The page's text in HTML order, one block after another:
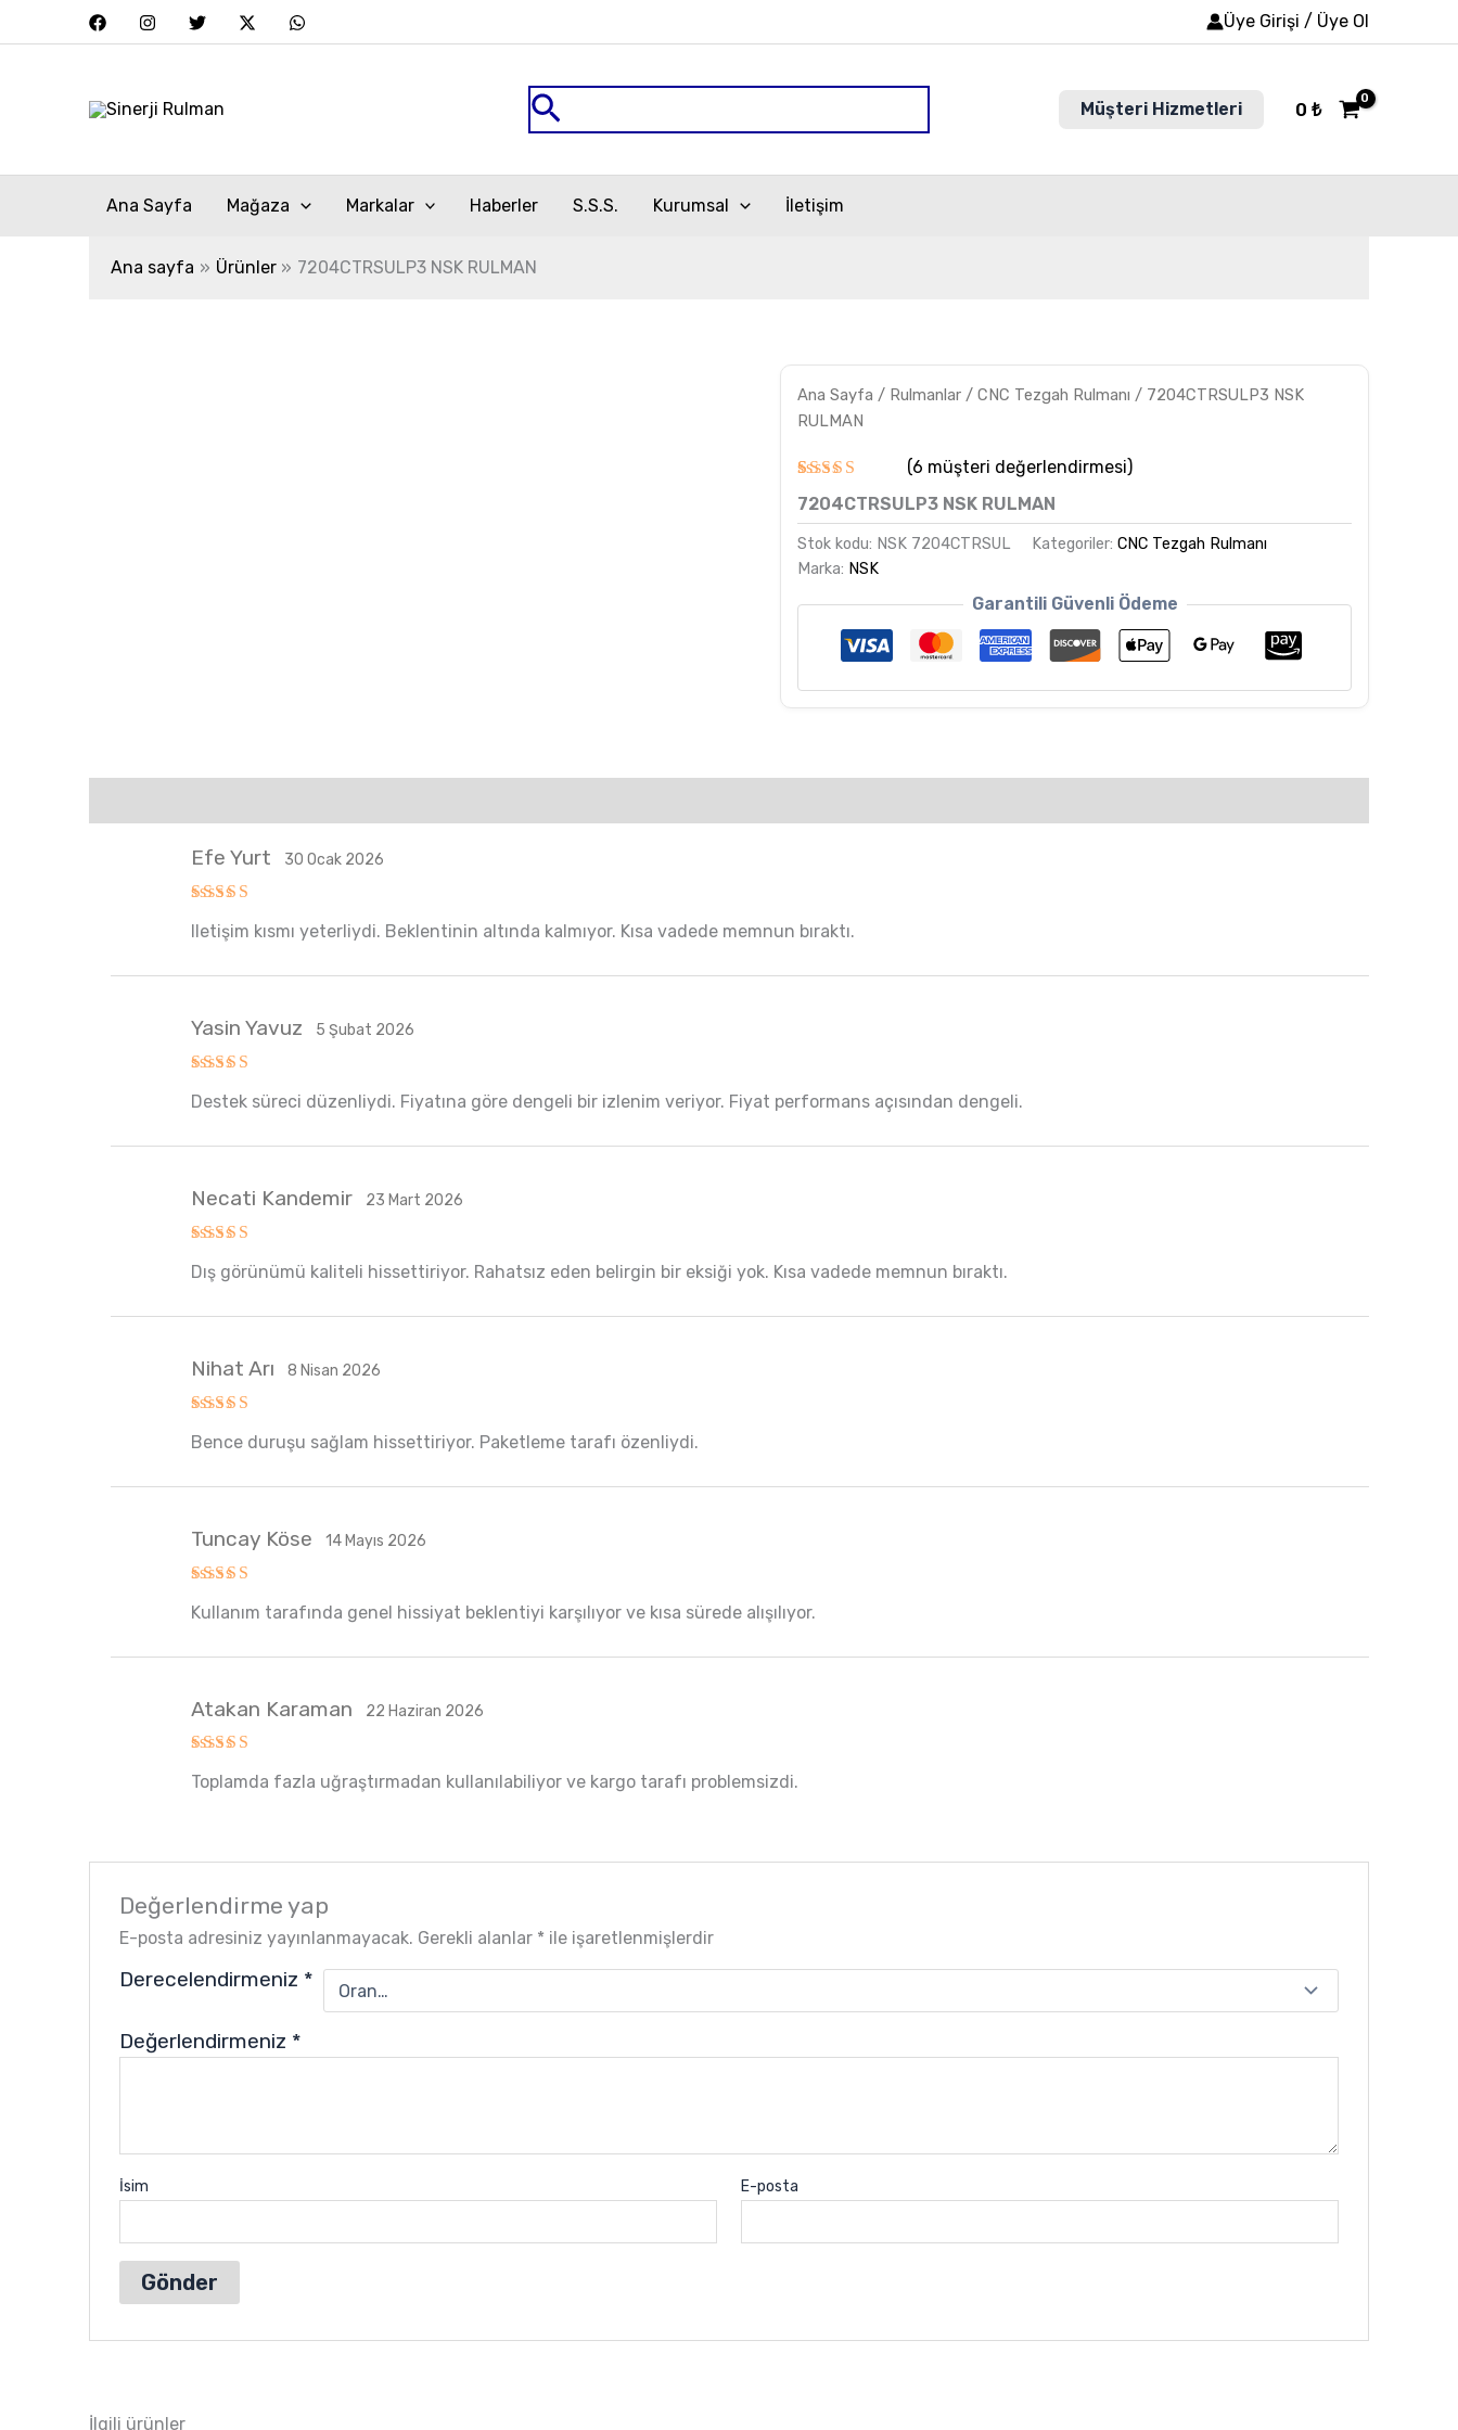
atla
Üye Girişi / Üye Ol
Arama Müşteri Hizmetleri 0 ₺
Ana Sayfa Mağaza Markalar Haberler S.S.S. Kurumsal İletişim
Ana sayfa Ürünler 7204CTRSULP3 NSK RULMAN
Ana Sayfa / Rulmanlar /CNC Tezgah Rulmanı / 7204CTRSULP3 NSK
RULMAN
6
müşteri
puanına
dayanarak
5 üzerinden
5.00puan
aldı
(6 müşteri değerlendirmesi)
7204CTRSULP3 NSK RULMAN
Stok kodu: NSK 7204CTRSUL Kategoriler:CNC Tezgah Rulmanı
Marka: NSK
Garantili Güvenli Ödeme
5oy aldı
Efe Yurt 30 Ocak 2026
Iletişim kısmı yeterliydi. Beklentinin altında kalmıyor. Kısa vadede memnun bıraktı.
5oy aldı
Yasin Yavuz 5 Şubat 2026
Destek süreci düzenliydi. Fiyatına göre dengeli bir izlenim veriyor. Fiyat performans açısından dengeli.
5oy aldı
Necati Kandemir 23 Mart 2026
Dış görünümü kaliteli hissettiriyor. Rahatsız eden belirgin bir eksiği yok. Kısa vadede memnun bıraktı.
5oy aldı
Nihat Arı 8 Nisan 2026
Bence duruşu sağlam hissettiriyor. Paketleme tarafı özenliydi.
5oy aldı
Tuncay Köse 14 Mayıs 2026
Kullanım tarafında genel hissiyat beklentiyi karşılıyor ve kısa sürede alışılıyor.
5oy aldı
Atakan Karaman 22 Haziran 2026
Toplamda fazla uğraştırmadan kullanılabiliyor ve kargo tarafı problemsizdi.
Değerlendirme yap
E-posta adresiniz yayınlanmayacak. Gerekli alanlar * ile işaretlenmişlerdir
Derecelendirmeniz *
Değerlendirmeniz *
İsim E-posta
İlgili ürünler